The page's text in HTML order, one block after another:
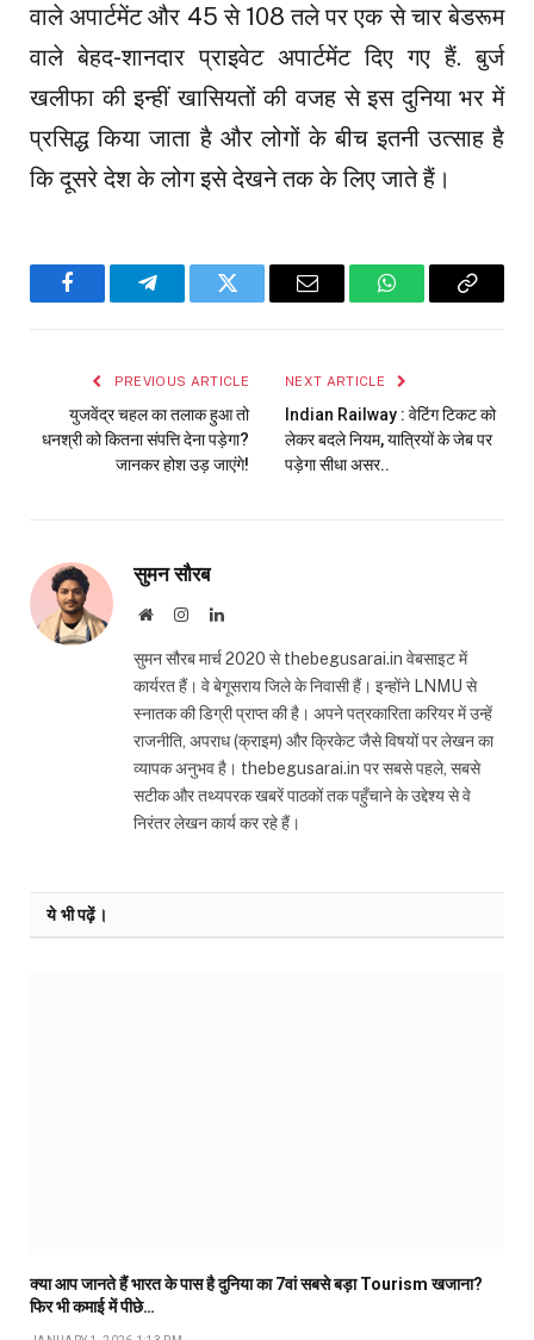
वाले अपार्टमेंट और 45 से 108 तले पर एक से चार बेडरूम
वाले बेहद-शानदार प्राइवेट अपार्टमेंट दिए गए हैं. बुर्ज
खलीफा की इन्हीं खासियतों की वजह से इस दुनिया भर में
प्रसिद्ध किया जाता है और लोगों के बीच इतनी उत्साह है
कि दूसरे देश के लोग इसे देखने तक के लिए जाते हैं।
FacebookTelegramTwitter Email WhatsAppCopy
PREVIOUS ARTICLE
युजवेंद्र चहल का तलाक हुआ तो
धनश्री को कितना संपत्ति देना पड़ेगा?
जानकर होश उड़ जाएंगे!
NEXT ARTICLE
Indian Railway : वेटिंग टिकट को
लेकर बदले नियम, यात्रियों के जेब पर
पड़ेगा सीधा असर..
सुमन सौरब
WebsiteInstagramLinkedIn
सुमन सौरब मार्च 2020 से thebegusarai.in वेबसाइट में
कार्यरत हैं। वे बेगूसराय जिले के निवासी हैं। इन्होंने LNMU से
स्नातक की डिग्री प्राप्त की है। अपने पत्रकारिता करियर में उन्हें
राजनीति, अपराध (क्राइम) और क्रिकेट जैसे विषयों पर लेखन का
व्यापक अनुभव है। thebegusarai.in पर सबसे पहले, सबसे
सटीक और तथ्यपरक खबरें पाठकों तक पहुँचाने के उद्देश्य से वे
निरंतर लेखन कार्य कर रहे हैं।
ये भी पढ़ें।
क्या आप जानते हैं भारत के पास है दुनिया का 7वां सबसे बड़ा Tourism खजाना?
फिर भी कमाई में पीछे…